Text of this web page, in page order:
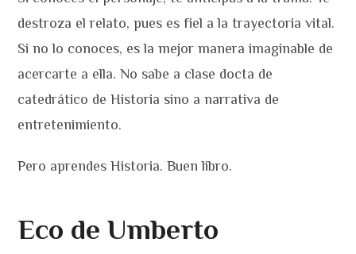
destroza el relato, pues es fiel a la trayectoria vital.
Si no lo conoces, es la mejor manera imaginable de
acercarte a ella. No sabe a clase docta de
catedrático de Historia sino a narrativa de
entretenimiento.
Pero aprendes Historia. Buen libro.
Eco de Umberto